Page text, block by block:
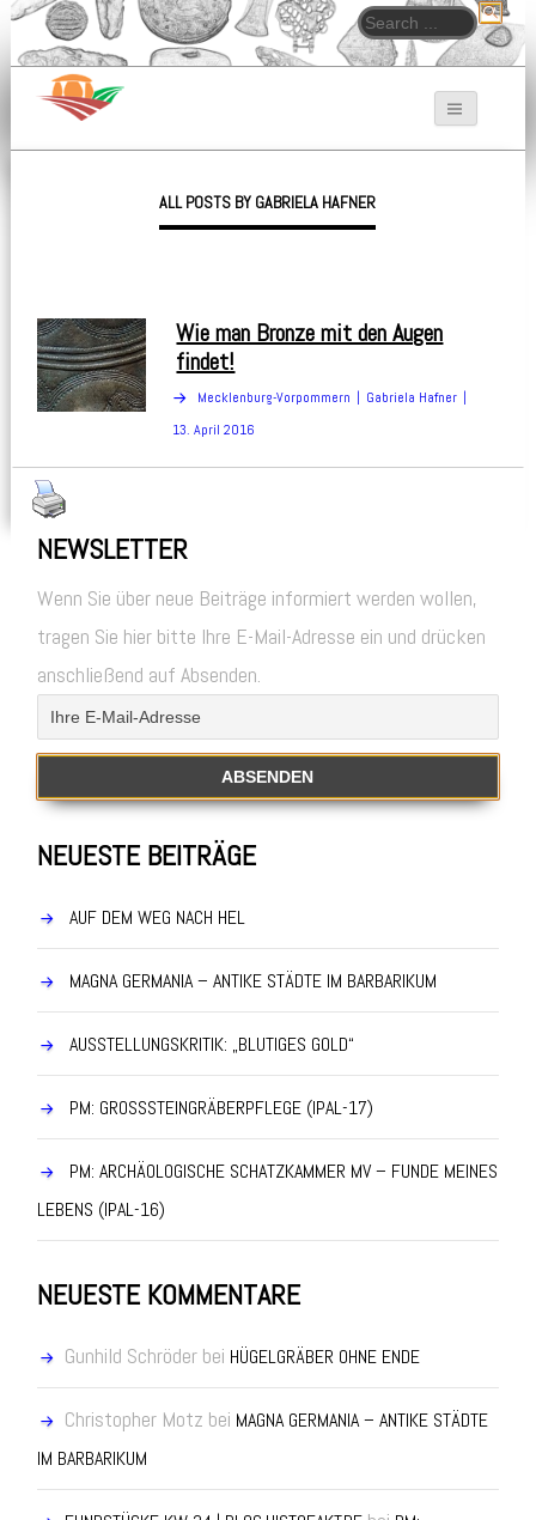
Bodendenkmalpfleger.de
Search for:
ALL POSTS BY GABRIELA HAFNER
Wie man Bronze mit den Augen
findet!
Mecklenburg-Vorpommern
Gabriela Hafner
13. April 2016
NEWSLETTER
Wenn Sie über neue Beiträge informiert werden wollen,
tragen Sie hier bitte Ihre E-Mail-Adresse ein und drücken
anschließend auf Absenden.
NEUESTE BEITRÄGE
AUF DEM WEG NACH HEL
MAGNA GERMANIA – ANTIKE STÄDTE IM BARBARIKUM
AUSSTELLUNGSKRITIK: „BLUTIGES GOLD“
PM: GROSSSTEINGRÄBERPFLEGE (IPAL-17)
PM: ARCHÄOLOGISCHE SCHATZKAMMER MV – FUNDE MEINES
LEBENS (IPAL-16)
NEUESTE KOMMENTARE
Gunhild Schröderbei HÜGELGRÄBER OHNE ENDE
Christopher Motz bei MAGNA GERMANIA – ANTIKE STÄDTE
IM BARBARIKUM